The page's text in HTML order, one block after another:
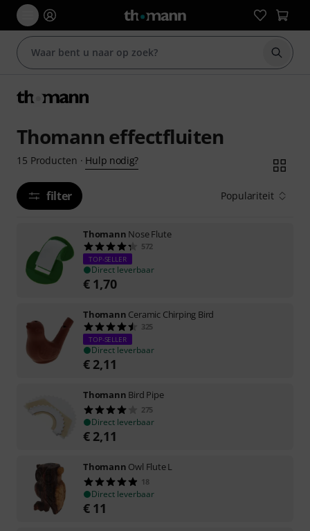
Zoek
Thomann effectfluiten
15 Producten · Hulp nodig?
filter Populariteit
Thomann Nose Flute
572
TOP-SELLER
Direct leverbaar
€ 1,70
Thomann Ceramic Chirping Bird
325
TOP-SELLER
Direct leverbaar
€ 2,11
Thomann Bird Pipe
275
Direct leverbaar
€ 2,11
Thomann Owl Flute L
18
Direct leverbaar
€ 11